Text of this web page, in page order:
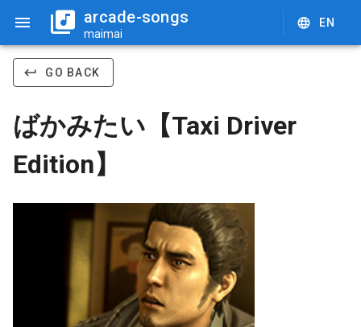
arcade-songs
maimai
EN
GO BACK
ばかみたい【Taxi Driver
Edition】